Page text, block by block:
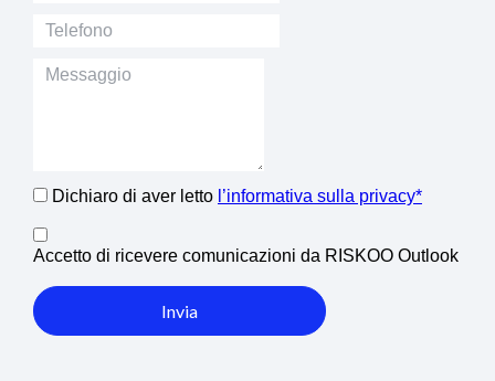
Dichiaro di aver letto l’informativa sulla privacy*
Accetto di ricevere comunicazioni da RISKOO Outlook
Invia